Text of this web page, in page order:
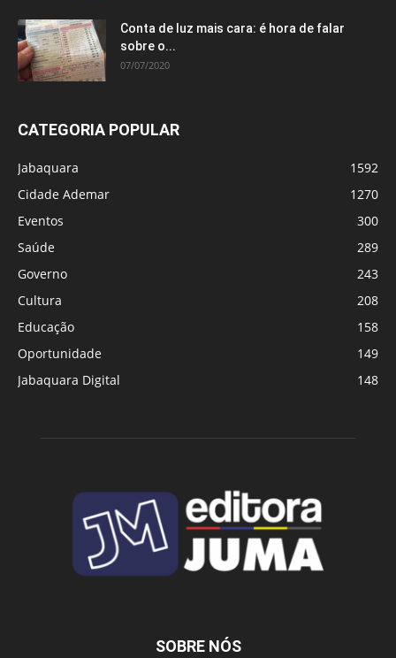
Conta de luz mais cara: é hora de falar
sobre o...
07/07/2020
CATEGORIA POPULAR
Jabaquara
1592
Cidade Ademar
1270
Eventos
300
Saúde
289
Governo
243
Cultura
208
Educação
158
Oportunidade
149
Jabaquara Digital
148
SOBRE NÓS